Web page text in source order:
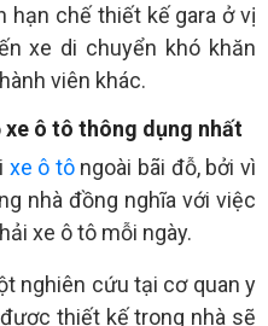
hạn chế thiết kế gara ở vị
xe di chuyển khó khăn
viên khác.
ô tô thông dụng nhất
xe ô tôngoài bãi đỗ, bởi vì
nhà đồng nghĩa với việc
xe ô tô mỗi ngày.
nghiên cứu tại cơ quan y
thiết kế trong nhà sẽ